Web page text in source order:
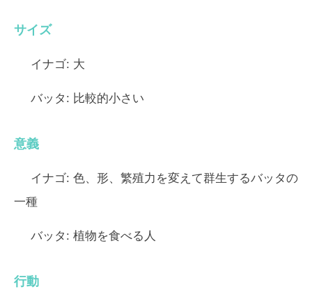
サイズ
イナゴ: 大
バッタ: 比較的小さい
意義
イナゴ: 色、形、繁殖力を変えて群生するバッタの
一種
バッタ: 植物を食べる人
行動